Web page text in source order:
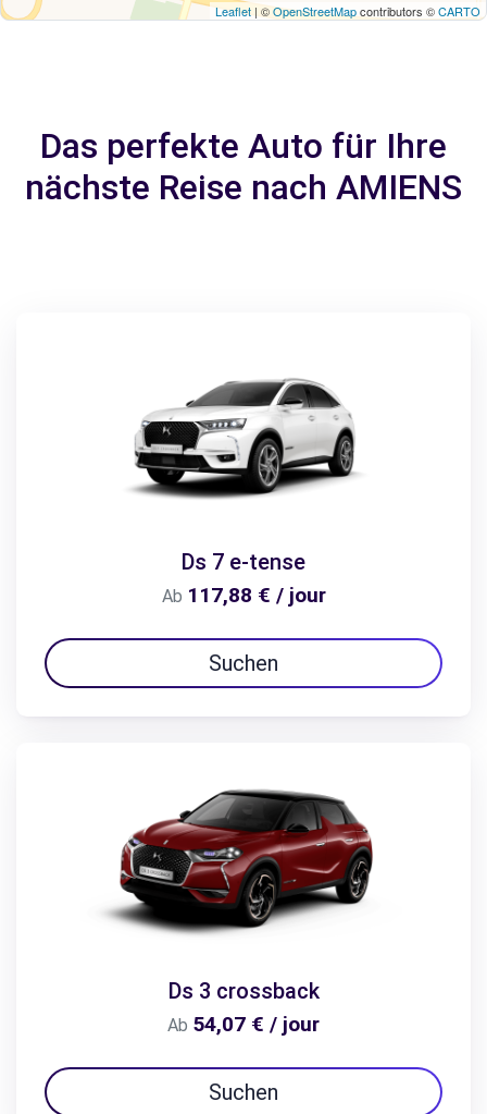
Leaflet | ©OpenStreetMapcontributors ©CARTO
Das perfekte Auto für Ihre
nächste Reise nach AMIENS
Ds 7 e-tense
Ab 117,88 € / jour
Suchen
Ds 3 crossback
Ab 54,07 € / jour
Suchen